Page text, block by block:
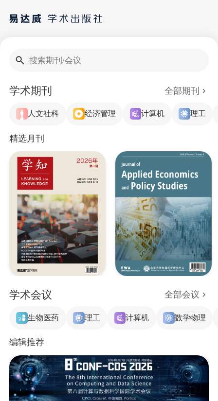
搜索期刊/会议
学术期刊 全部期刊
人文社科 经济管理 计算机 理工
精选月刊
学术会议 全部会议
生物医药 理工 计算机 数学物理
编辑推荐